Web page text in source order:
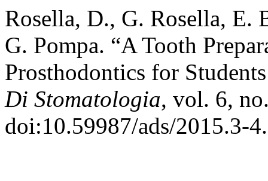
Rosella, D., G. Rosella, E.
G. Pompa. “A Tooth
Prosthodontics for
Di Stomatologia, vol. 6,
doi:10.59987/ads/2015.3-